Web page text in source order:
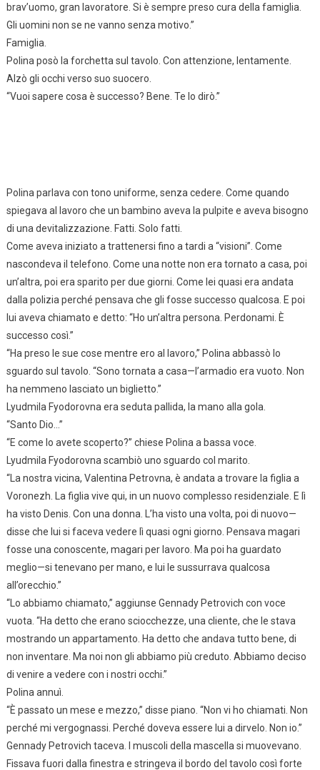
brav’uomo, gran lavoratore. Si è sempre preso cura della famiglia.
Gli uomini non se ne vanno senza motivo.”
Famiglia.
Polina posò la forchetta sul tavolo. Con attenzione, lentamente.
Alzò gli occhi verso suo suocero.
“Vuoi sapere cosa è successo? Bene. Te lo dirò.”
Polina parlava con tono uniforme, senza cedere. Come quando
spiegava al lavoro che un bambino aveva la pulpite e aveva bisogno
di una devitalizzazione. Fatti. Solo fatti.
Come aveva iniziato a trattenersi fino a tardi a “visioni”. Come
nascondeva il telefono. Come una notte non era tornato a casa, poi
un’altra, poi era sparito per due giorni. Come lei quasi era andata
dalla polizia perché pensava che gli fosse successo qualcosa. E poi
lui aveva chiamato e detto: “Ho un’altra persona. Perdonami. È
successo così.”
“Ha preso le sue cose mentre ero al lavoro,” Polina abbassò lo
sguardo sul tavolo. “Sono tornata a casa—l’armadio era vuoto. Non
ha nemmeno lasciato un biglietto.”
Lyudmila Fyodorovna era seduta pallida, la mano alla gola.
“Santo Dio…”
“E come lo avete scoperto?” chiese Polina a bassa voce.
Lyudmila Fyodorovna scambiò uno sguardo col marito.
“La nostra vicina, Valentina Petrovna, è andata a trovare la figlia a
Voronezh. La figlia vive qui, in un nuovo complesso residenziale. E lì
ha visto Denis. Con una donna. L’ha visto una volta, poi di nuovo—
disse che lui si faceva vedere lì quasi ogni giorno. Pensava magari
fosse una conoscente, magari per lavoro. Ma poi ha guardato
meglio—si tenevano per mano, e lui le sussurrava qualcosa
all’orecchio.”
“Lo abbiamo chiamato,” aggiunse Gennady Petrovich con voce
vuota. “Ha detto che erano sciocchezze, una cliente, che le stava
mostrando un appartamento. Ha detto che andava tutto bene, di
non inventare. Ma noi non gli abbiamo più creduto. Abbiamo deciso
di venire a vedere con i nostri occhi.”
Polina annuì.
“È passato un mese e mezzo,” disse piano. “Non vi ho chiamati. Non
perché mi vergognassi. Perché doveva essere lui a dirvelo. Non io.”
Gennady Petrovich taceva. I muscoli della mascella si muovevano.
Fissava fuori dalla finestra e stringeva il bordo del tavolo così forte